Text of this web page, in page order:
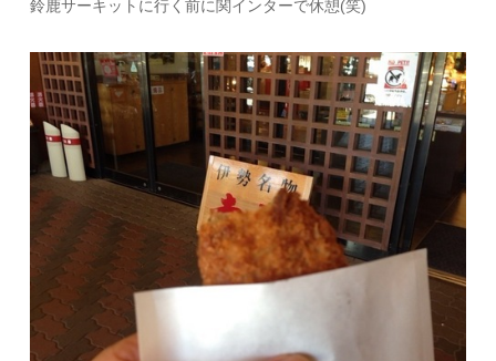
鈴鹿サーキットに行く前に関インターで休憩(笑)